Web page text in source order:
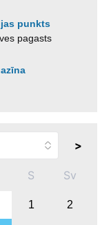
punkts
pagasts
>
S Sv
1 2